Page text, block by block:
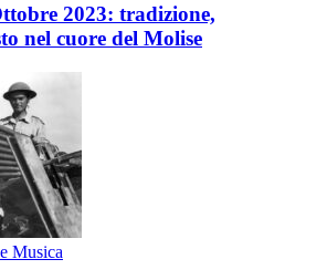
2023: tradizione,
nel cuore del Molise
Musica